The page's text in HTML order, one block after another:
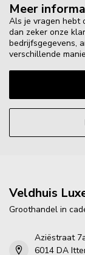
Meer
Als je vragen hebt
dan zeker onze
bedrijfsgegevens,
verschillende
Veldhuis
Groothandel in
Aziëstraat
6014 DA